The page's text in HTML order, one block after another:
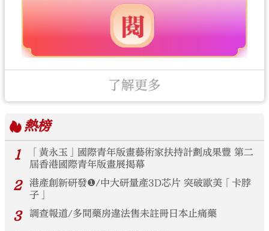
了解更多
熱榜
1
「黃永玉」國際青年版畫藝術家扶持計劃成果豐 第二
屆香港國際青年版畫展揭幕
2
港產創新研發❶/中大研量產3D芯片 突破歐美「卡脖
子」
3 調查報道/多間藥房違法售未註冊日本止痛藥